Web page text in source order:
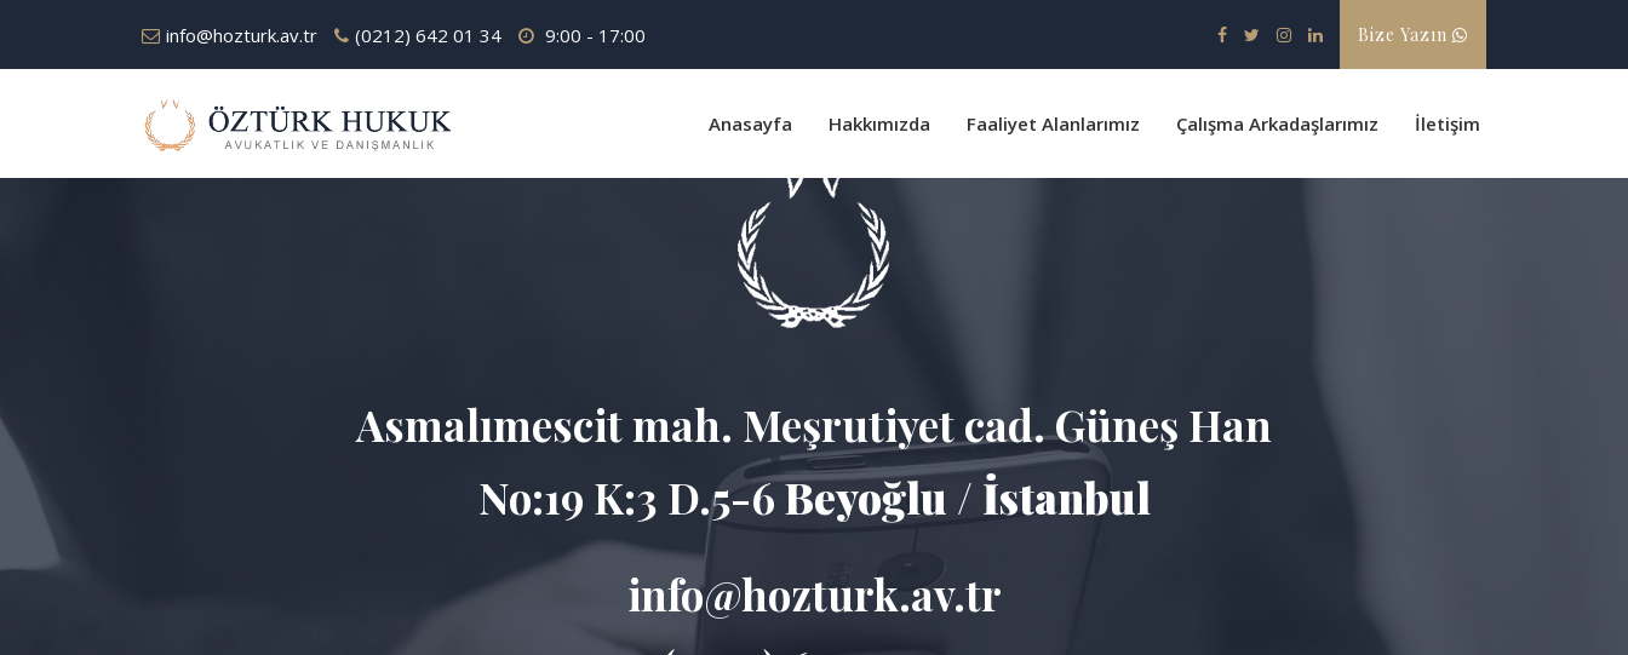
info@hozturk.av.tr (0212) 642 01 34 9:00 - 17:00 Bize Yazın
Anasayfa Hakkımızda Faaliyet Alanlarımız Çalışma Arkadaşlarımız İletişim
Asmalımescit mah. Meşrutiyet cad. Güneş Han
No:19 K:3 D.5-6Beyoğlu / İstanbul
info@hozturk.av.tr